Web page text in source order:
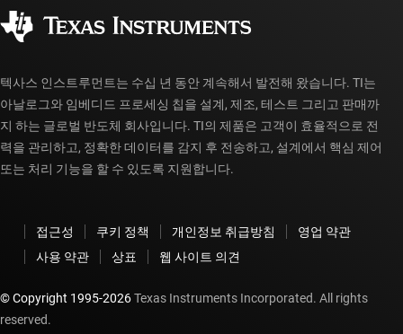
myTI 계정 FAQ
텍사스 인스트루먼트는 수십 년 동안 계속해서 발전해 왔습니다. TI는
아날로그와 임베디드 프로세싱 칩을 설계, 제조, 테스트 그리고 판매까
지 하는 글로벌 반도체 회사입니다. TI의 제품은 고객이 효율적으로 전
력을 관리하고, 정확한 데이터를 감지 후 전송하고, 설계에서 핵심 제어
또는 처리 기능을 할 수 있도록 지원합니다.
접근성 쿠키 정책 개인정보 취급방침
영업 약관
사용 약관
상표 웹 사이트 의견
© Copyright 1995-2026Texas Instruments Incorporated. All rights
reserved.